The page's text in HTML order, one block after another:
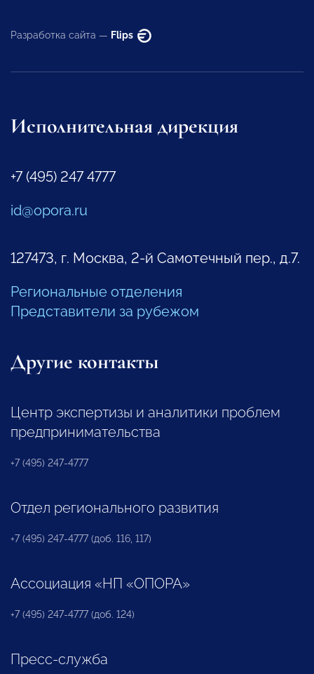
Разработка сайта — Flips
Исполнительная дирекция
+7 (495) 247 4777
id@opora.ru
127473, г. Москва, 2-й Самотечный пер., д.7.
Региональные отделения
Представители за рубежом
Другие контакты
Центр экспертизы и аналитики проблем
предпринимательства
+7 (495) 247-4777
Отдел регионального развития
+7 (495) 247-4777 (доб. 116, 117)
Ассоциация «НП «ОПОРА»
+7 (495) 247-4777 (доб. 124)
Пресс-служба